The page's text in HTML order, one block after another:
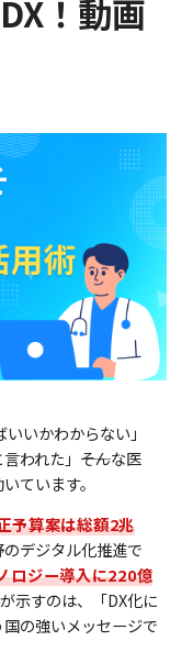
！動画
いかわからない」
われた」――そんな医
ています。
予算案は総額2兆
デジタル化推進で
ロジー導入に220億
が示すのは、「DX化に
の強いメッセージで